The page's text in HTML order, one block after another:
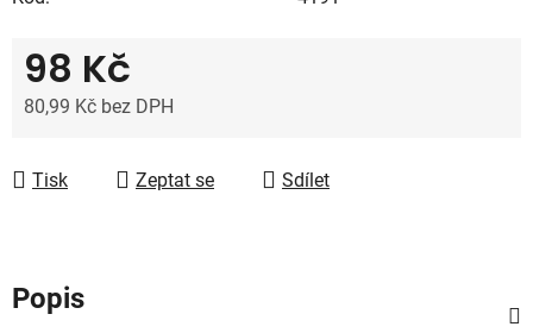
98 Kč
80,99 Kč bez DPH
Tisk
Zeptat se Sdílet
Popis